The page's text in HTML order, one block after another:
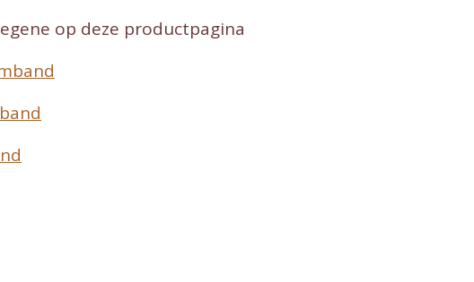
op deze productpagina